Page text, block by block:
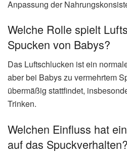
Anpassung der
Welche Rolle spielt
Spucken von Babys?
Das Luftschlucken ist ein
aber bei Babys zu vermehrtem
übermäßig stattfindet,
Trinken.
Welchen Einfluss hat
auf das Spuckverhalten?